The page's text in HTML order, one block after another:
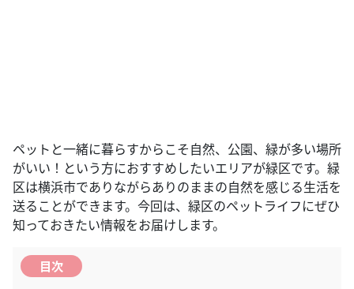
ペットと一緒に暮らすからこそ自然、公園、緑が多い場所
がいい！という方におすすめしたいエリアが緑区です。緑
区は横浜市でありながらありのままの自然を感じる生活を
送ることができます。今回は、緑区のペットライフにぜひ
知っておきたい情報をお届けします。
目次